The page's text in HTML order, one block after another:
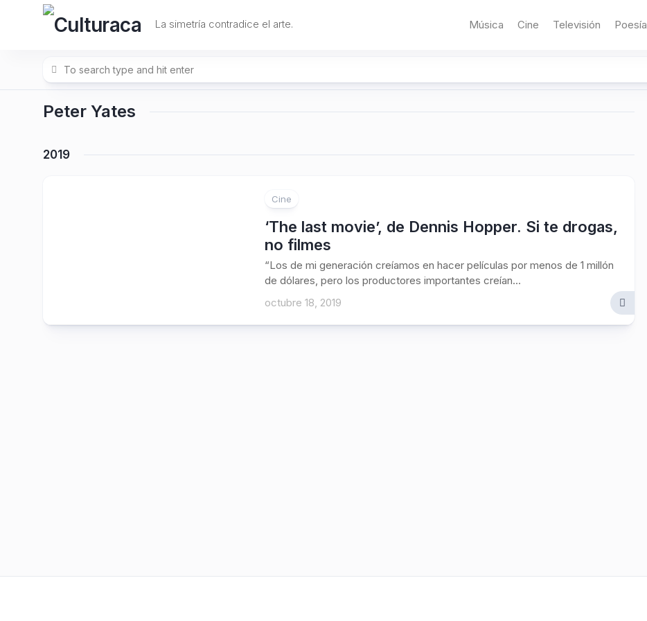
La simetría contradice el arte. Música Cine Televisión Poesía
Peter Yates
2019
Cine
‘The last movie’, de Dennis Hopper. Si te drogas,
no filmes
“Los de mi generación creíamos en hacer películas por menos de 1 millón
de dólares, pero los productores importantes creían...
octubre 18, 2019